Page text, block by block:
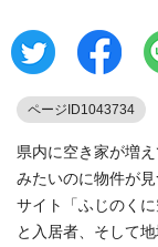
ページID1043734
県内に空き家が増
みたいのに物件が
サイト「ふじのく
と入居者、そして